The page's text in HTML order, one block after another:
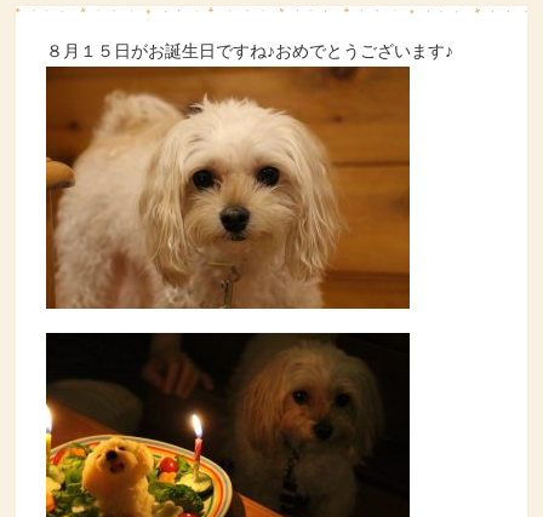
８月１５日がお誕生日ですね♪おめでとうございます♪